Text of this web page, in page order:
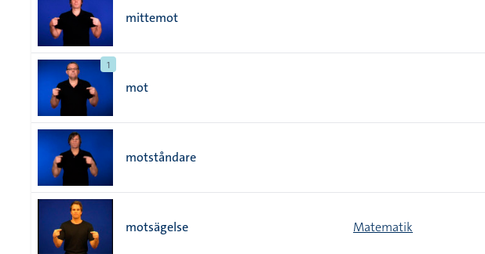
mittemot
1
mot
motståndare
motsägelse Matematik